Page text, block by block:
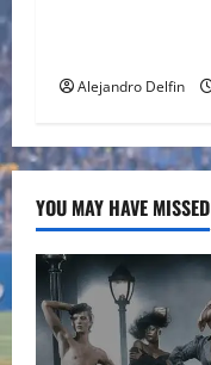
Alejandro Delfin
YOU MAY HAVE MISSED